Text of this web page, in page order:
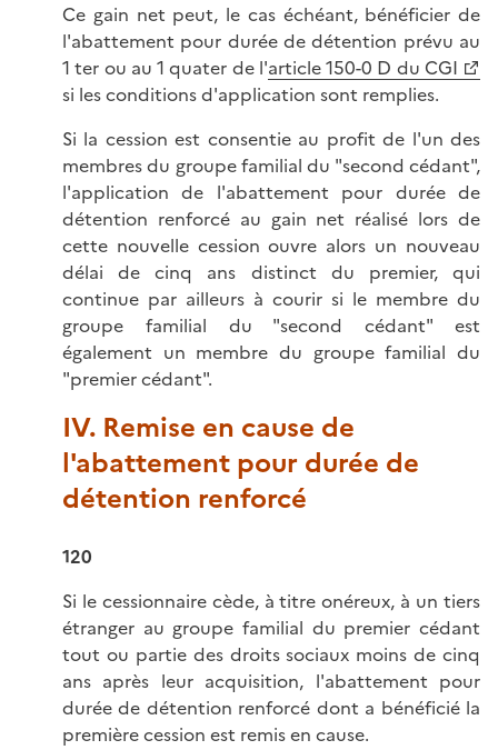
Ce gain net peut, le cas échéant, bénéficier de
l'abattement pour durée de détention prévu au
1 ter ou au 1 quater de l'article 150-0 D du CGI
si les conditions d'application sont remplies.
Si la cession est consentie au profit de l'un des
membres du groupe familial du "second cédant",
l'application de l'abattement pour durée de
détention renforcé au gain net réalisé lors de
cette nouvelle cession ouvre alors un nouveau
délai de cinq ans distinct du premier, qui
continue par ailleurs à courir si le membre du
groupe familial du "second cédant" est
également un membre du groupe familial du
"premier cédant".
IV. Remise en cause de
l'abattement pour durée de
détention renforcé
120
Si le cessionnaire cède, à titre onéreux, à un tiers
étranger au groupe familial du premier cédant
tout ou partie des droits sociaux moins de cinq
ans après leur acquisition, l'abattement pour
durée de détention renforcé dont a bénéficié la
première cession est remis en cause.